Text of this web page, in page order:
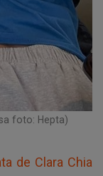
foto: Hepta)
de Clara Chia